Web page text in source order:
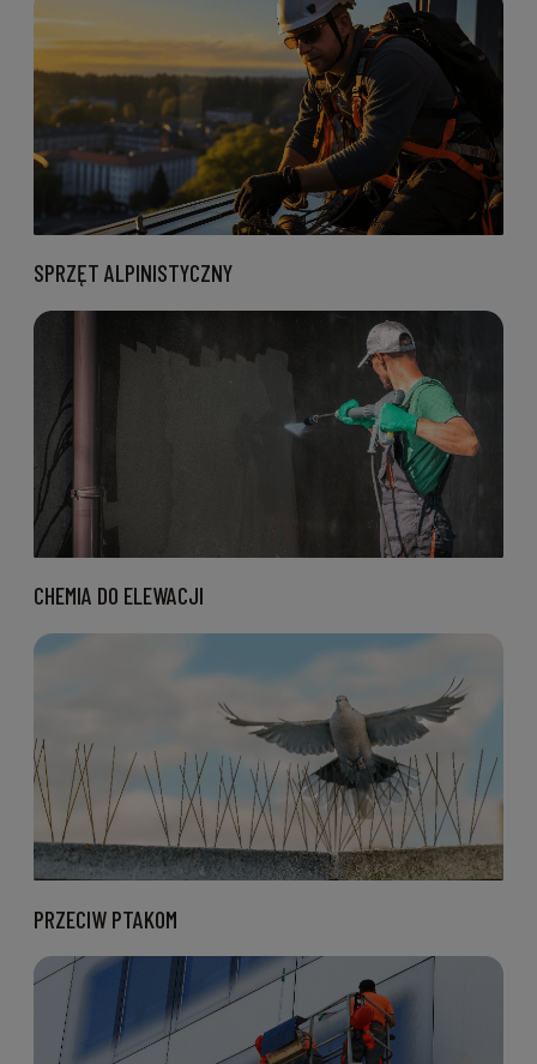
SPRZĘT ALPINISTYCZNY
CHEMIA DO ELEWACJI
PRZECIW PTAKOM